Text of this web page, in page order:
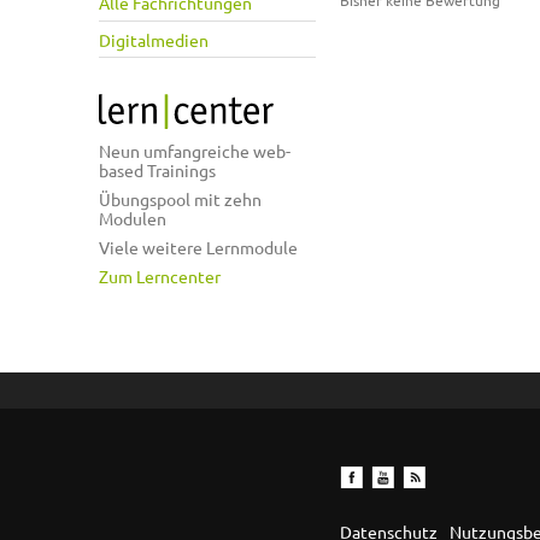
Digitalmedien
Neun umfangreiche web-
based Trainings
Übungspool mit zehn
Modulen
Viele weitere Lernmodule
Zum Lerncenter
Datenschutz